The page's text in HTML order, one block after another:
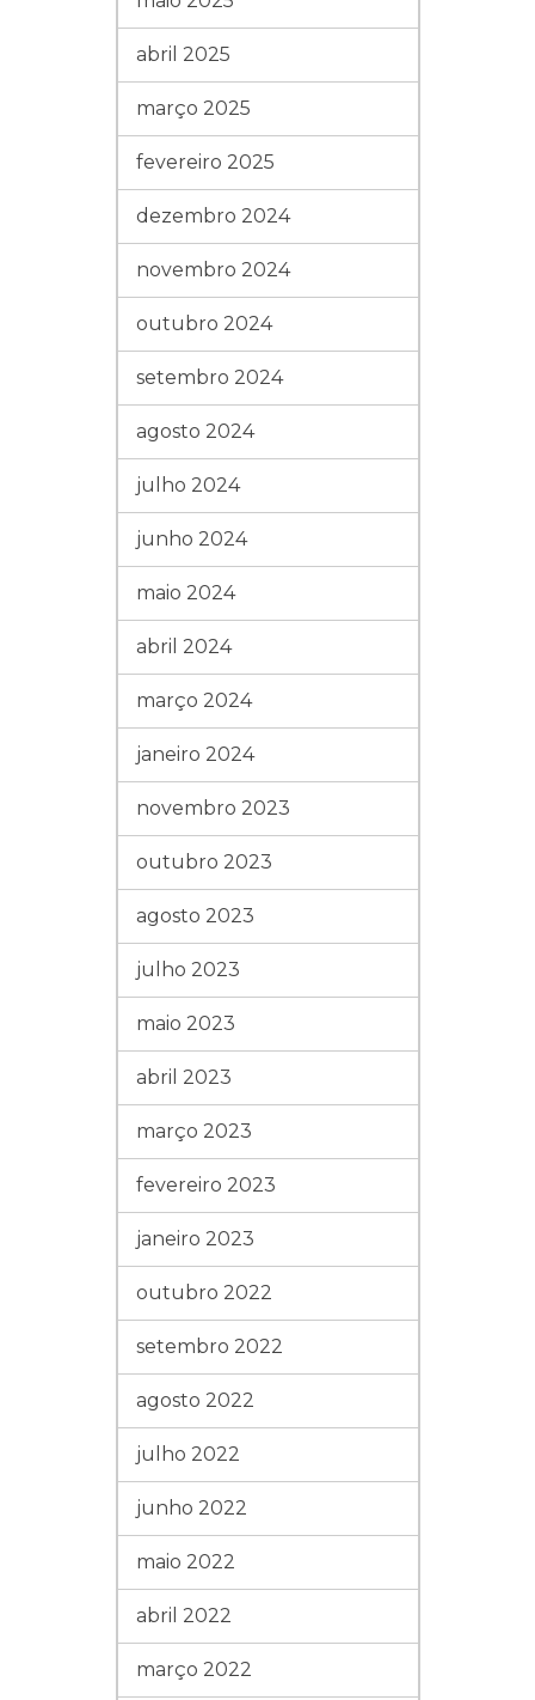
abril 2025
março 2025
fevereiro 2025
dezembro 2024
novembro 2024
outubro 2024
setembro 2024
agosto 2024
julho 2024
junho 2024
maio 2024
abril 2024
março 2024
janeiro 2024
novembro 2023
outubro 2023
agosto 2023
julho 2023
maio 2023
abril 2023
março 2023
fevereiro 2023
janeiro 2023
outubro 2022
setembro 2022
agosto 2022
julho 2022
junho 2022
maio 2022
abril 2022
março 2022